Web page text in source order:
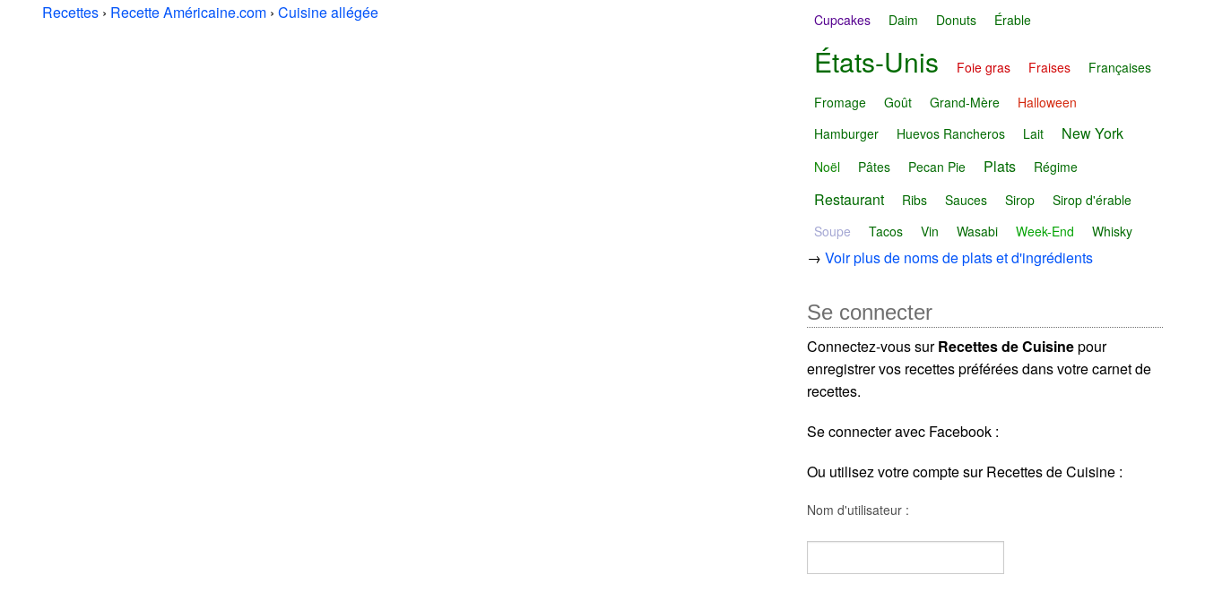
Recettes › Recette Américaine.com › Cuisine allégée
Cupcakes
Daim Donuts Érable
États-Unis Foie gras Fraises
Françaises
Fromage
Goût Grand-Mère
Halloween
Hamburger
Huevos Rancheros Lait New York
Noël Pâtes Pecan Pie Plats Régime
Restaurant Ribs Sauces Sirop
Sirop d'érable
Soupe
Tacos Vin Wasabi Week-End Whisky
→Voir plus de noms de plats et d'ingrédients
Se connecter
Connectez-vous surRecettes de Cuisinepour
enregistrer vos recettes préférées dans votre carnet de
recettes.
Se connecter avec Facebook :
Ou utilisez votre compte sur Recettes de Cuisine :
Nom d'utilisateur :